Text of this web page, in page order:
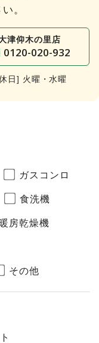
。
津仰木の里店
0120-020-932
日] 火曜・水曜
ガスコンロ
食洗機
房乾燥機
その他